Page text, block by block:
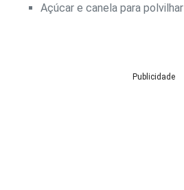
Açúcar e canela para polvilhar
Publicidade